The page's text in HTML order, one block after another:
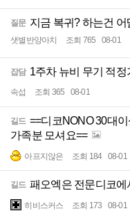
질문 지금 복귀? 하는건
샛별반양아치 조회 765 08-01
잡담 1주차 뉴비 무기 적
속섭 조회 365 08-01
길드 ==디코NONO 30대
가족분 모셔요==
아프지않은 조회 184 08-01
길드 패오엑은 전문디코에
히비스커스 조회 173 08-01